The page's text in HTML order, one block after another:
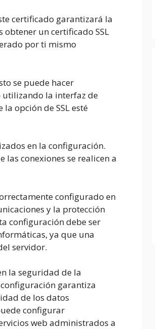
certificado garantizará la
un certificado SSL
por ti mismo
se puede hacer
utilizando la interfaz de
opción de SSL esté
en la configuración.
las conexiones se realicen a
configurado en
y la protección
configuración debe ser
ya que una
servidor.
la seguridad de la
garantiza
de los datos
configurar
web administrados a